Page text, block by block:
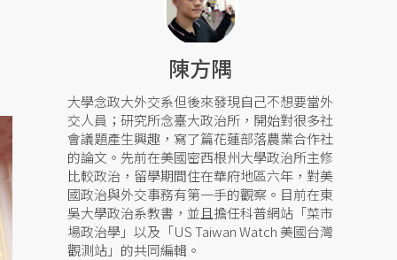
陳方隅
大學念政大外交系但後來發現自己不想要當外
交人員；研究所念臺大政治所，開始對很多社
會議題產生興趣，寫了篇花蓮部落農業合作社
的論文。先前在美國密西根州大學政治所主修
比較政治，留學期間住在華府地區六年，對美
國政治與外交事務有第一手的觀察。目前在東
吳大學政治系教書，並且擔任科普網站「菜市
場政治學」以及「US Taiwan Watch 美國台灣
觀測站」的共同編輯。